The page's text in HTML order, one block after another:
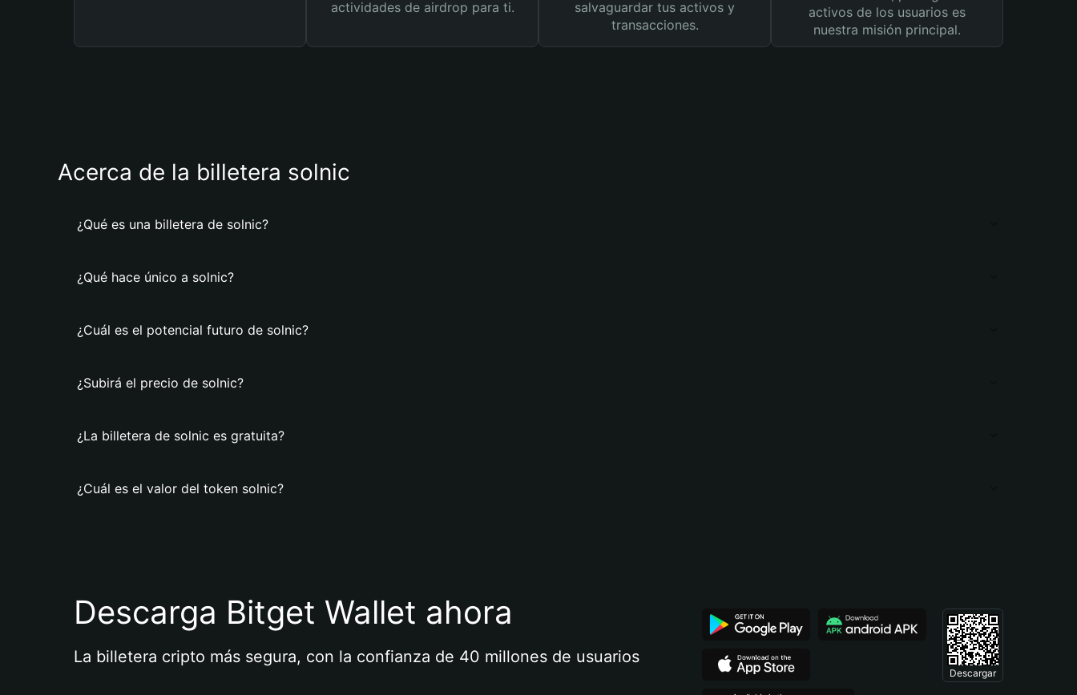
actividades de airdrop para ti.
salvaguardar tus activos y
transacciones.
activos de los usuarios es
nuestra misión principal.
Acerca de la billetera solnic
¿Qué es una billetera de solnic?
¿Qué hace único a solnic?
¿Cuál es el potencial futuro de solnic?
¿Subirá el precio de solnic?
¿La billetera de solnic es gratuita?
¿Cuál es el valor del token solnic?
Descarga Bitget Wallet ahora
La billetera cripto más segura, con la confianza de 40 millones de usuarios
Descargar